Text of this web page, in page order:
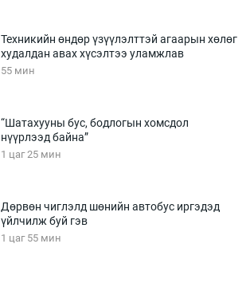
Техникийн өндөр үзүүлэлттэй агаарын хөлөг
худалдан авах хүсэлтээ уламжлав
55 мин
“Шатахууны бус, бодлогын хомсдол
нүүрлээд байна”
1 цаг 25 мин
Дөрвөн чиглэлд шөнийн автобус иргэдэд
үйлчилж буй гэв
1 цаг 55 мин